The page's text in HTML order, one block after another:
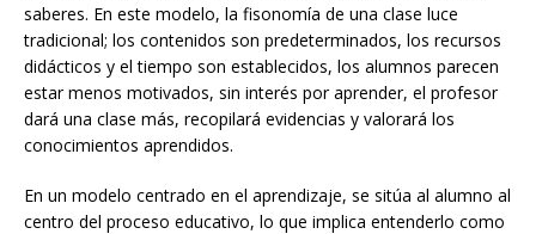
saberes. En este modelo, la fisonomía de una clase luce
tradicional; los contenidos son predeterminados, los recursos
didácticos y el tiempo son establecidos, los alumnos parecen
estar menos motivados, sin interés por aprender, el profesor
dará una clase más, recopilará evidencias y valorará los
conocimientos aprendidos.
En un modelo centrado en el aprendizaje, se sitúa al alumno al
centro del proceso educativo, lo que implica entenderlo como